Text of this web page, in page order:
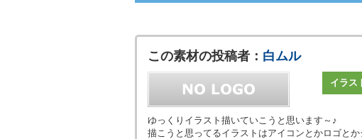
この素材の投稿者： 白ムル
イラス
ゆっくりイラスト描いていこうと思います～♪
描こうと思ってるイラストはアイコンとかロゴと